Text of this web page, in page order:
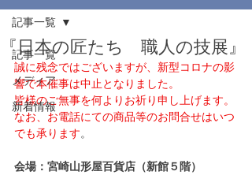
記事一覧
メディア
新着情報
記事一覧
『日本の匠たち 職人の技展』
誠に残念ではございますが、新型コロナの影
響で本催事は中止となりました。
皆様のご無事を何よりお祈り申し上げます。
なお、お電話にての商品等のお問合せはいつ
でも承ります。
会場：宮崎山形屋百貨店（新館５階）